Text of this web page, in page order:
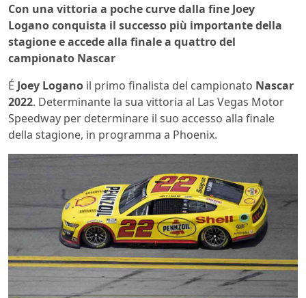
Con una vittoria a poche curve dalla fine Joey
Logano conquista il successo più importante della
stagione e accede alla finale a quattro del
campionato Nascar
É Joey Logano il primo finalista del campionato Nascar
2022. Determinante la sua vittoria al Las Vegas Motor
Speedway per determinare il suo accesso alla finale
della stagione, in programma a Phoenix.